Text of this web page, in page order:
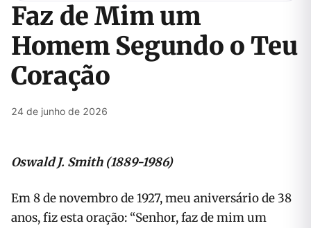
Faz de Mim um
Homem Segundo o Teu
Coração
24 de junho de 2026
Oswald J. Smith (1889-1986)
Em 8 de novembro de 1927, meu aniversário de 38
anos, fiz esta oração: “Senhor, faz de mim um